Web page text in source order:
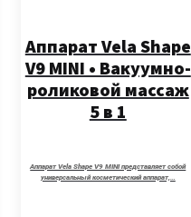
Аппарат Vela Shape
V9 MINI • Вакуумно-
роликовой массаж
5 в 1
Аппарат Vela Shape V9 MINI представляет собой
универсальный косметический аппарат,…